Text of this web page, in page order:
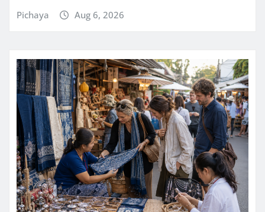
Pichaya Aug 6, 2026